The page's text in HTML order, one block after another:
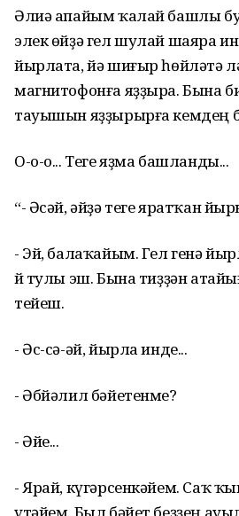
Әлиә апайым ҡалай башлы
элек өйҙә гел шулай шаяра
йырлата, йә шиғыр һөйләтә
магнитофонға яҙҙыра. Бына
тауышын яҙҙырырға кемдең
О-о-о... Теге яҙма башланды...
“- Әсәй, әйҙә теге яратҡан
- Эй, балаҡайым. Гел генә
Өй тулы эш. Бына тиҙҙән
тейеш.
- Әс-сә-әй, йырла инде...
- Әбйәлил бәйетенме?
- Әйе...
- Ярай, күгәрсенкәйем. Саҡ